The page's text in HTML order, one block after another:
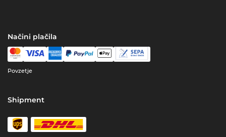
Načini plačila
Povzetje
Shipment